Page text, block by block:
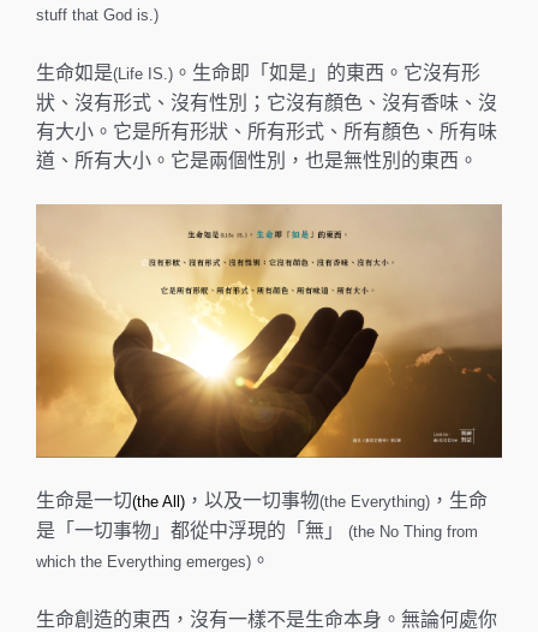
stuff that God is.)
生命如是(Life IS.) 。生命即「如是」的東西。它沒有形
狀、沒有形式、沒有性別；它沒有顏色、沒有香味、沒
有大小。它是所有形狀、所有形式、所有顏色、所有味
道、所有大小。它是兩個性別，也是無性別的東西。
生命是一切(the All) ，以及一切事物(the Everything) ，生命
是「一切事物」都從中浮現的「無」
(the No Thing from
which the Everything emerges) 。
生命創造的東西，沒有一樣不是生命本身。無論何處你